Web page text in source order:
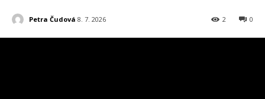
Petra Čudová 8. 7. 2026 0
2